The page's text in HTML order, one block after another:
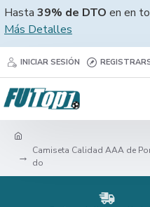
Hasta 39% de DTO en en
Más Detalles
INICIAR SESIÓN
Camiseta Calidad AAA de
do